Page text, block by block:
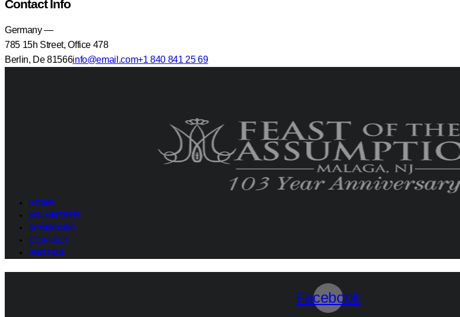
Contact Info
Germany —
785 15h Street, Office 478
Berlin, De 81566info@email.com+1 840 841 25 69
HOME
VOLUNTEER
SPONSORS
CONTACT
PHOTOS
Facebook